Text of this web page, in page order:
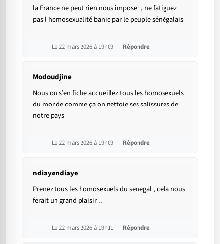
la France ne peut rien nous imposer , ne fatiguez
pas l homosexualité banie par le peuple sénégalais
Le 22 mars 2026 à 19h09 Répondre
Modoudjine
Nous on s’en fiche accueillez tous les homosexuels
du monde comme ça on nettoie ses salissures de
notre pays
Le 22 mars 2026 à 19h09 Répondre
ndiayendiaye
Prenez tous les homosexuels du senegal , cela nous
ferait un grand plaisir ..
Le 22 mars 2026 à 19h11 Répondre